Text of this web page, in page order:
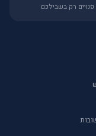
פנויים רק בשבילכם